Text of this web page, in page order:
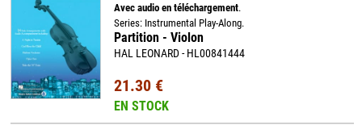
Avec audio en téléchargement.
Series: Instrumental Play-Along.
Partition - Violon
HAL LEONARD - HL00841444
21.30 €
EN STOCK